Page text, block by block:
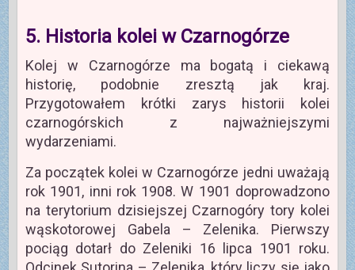
5. Historia kolei w Czarnogórze
Kolej w Czarnogórze ma bogatą i ciekawą
historię, podobnie zresztą jak kraj.
Przygotowałem krótki zarys historii kolei
czarnogórskich z najważniejszymi
wydarzeniami.
Za początek kolei w Czarnogórze jedni uważają
rok 1901, inni rok 1908. W 1901 doprowadzono
na terytorium dzisiejszej Czarnogóry tory kolei
wąskotorowej Gabela – Zelenika. Pierwszy
pociąg dotarł do Zeleniki 16 lipca 1901 roku.